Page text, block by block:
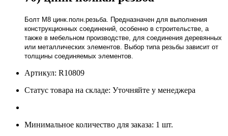
Болт М8 цинк.полн.резьба. Предназначен для выполнения
конструкционных соединений, особенно в строительстве, а
также в мебельном производстве, для соединения деревянных
или металлических элементов. Выбор типа резьбы зависит от
толщины соединяемых элементов.
Артикул: R10809
Статус товара на складе: Уточняйте у менеджера
Минимальное количество для заказа: 1 шт.